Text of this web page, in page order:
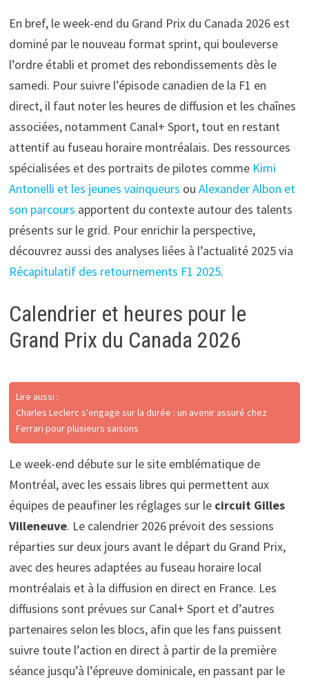
En bref, le week-end du Grand Prix du Canada 2026 est
dominé par le nouveau format sprint, qui bouleverse
l’ordre établi et promet des rebondissements dès le
samedi. Pour suivre l’épisode canadien de la F1 en
direct, il faut noter les heures de diffusion et les chaînes
associées, notamment Canal+ Sport, tout en restant
attentif au fuseau horaire montréalais. Des ressources
spécialisées et des portraits de pilotes comme Kimi
Antonelli et les jeunes vainqueurs ou Alexander Albon et
son parcours apportent du contexte autour des talents
présents sur le grid. Pour enrichir la perspective,
découvrez aussi des analyses liées à l’actualité 2025 via
Récapitulatif des retournements F1 2025.
Calendrier et heures pour le
Grand Prix du Canada 2026
Lire aussi :
Charles Leclerc s'engage sur la durée : un avenir assuré chez
Ferrari pour plusieurs saisons
Le week-end débute sur le site emblématique de
Montréal, avec les essais libres qui permettent aux
équipes de peaufiner les réglages sur le circuit Gilles
Villeneuve. Le calendrier 2026 prévoit des sessions
réparties sur deux jours avant le départ du Grand Prix,
avec des heures adaptées au fuseau horaire local
montréalais et à la diffusion en direct en France. Les
diffusions sont prévues sur Canal+ Sport et d’autres
partenaires selon les blocs, afin que les fans puissent
suivre toute l’action en direct à partir de la première
séance jusqu’à l’épreuve dominicale, en passant par le